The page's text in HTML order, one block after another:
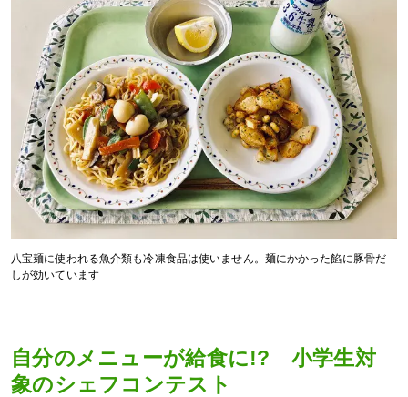
八宝麺に使われる魚介類も冷凍食品は使いません。麺にかかった餡に豚骨だ
しが効いています
自分のメニューが給食に!? 小学生対
象のシェフコンテスト